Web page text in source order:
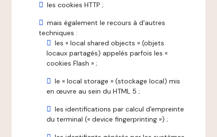
les cookies HTTP ;
mais également le recours à d'autres
techniques :
les « local shared objects » (objets
locaux partagés) appelés parfois les «
cookies Flash » ;
le « local storage » (stockage local) mis
en œuvre au sein du HTML 5 ;
les identifications par calcul d'empreinte
du terminal (« device fingerprinting ») ;